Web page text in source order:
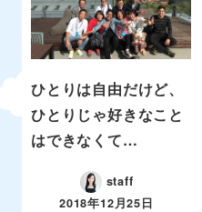
ひとりは自由だけど、
ひとりじゃ好きなこと
はできなくて…
staff
2018年12月25日